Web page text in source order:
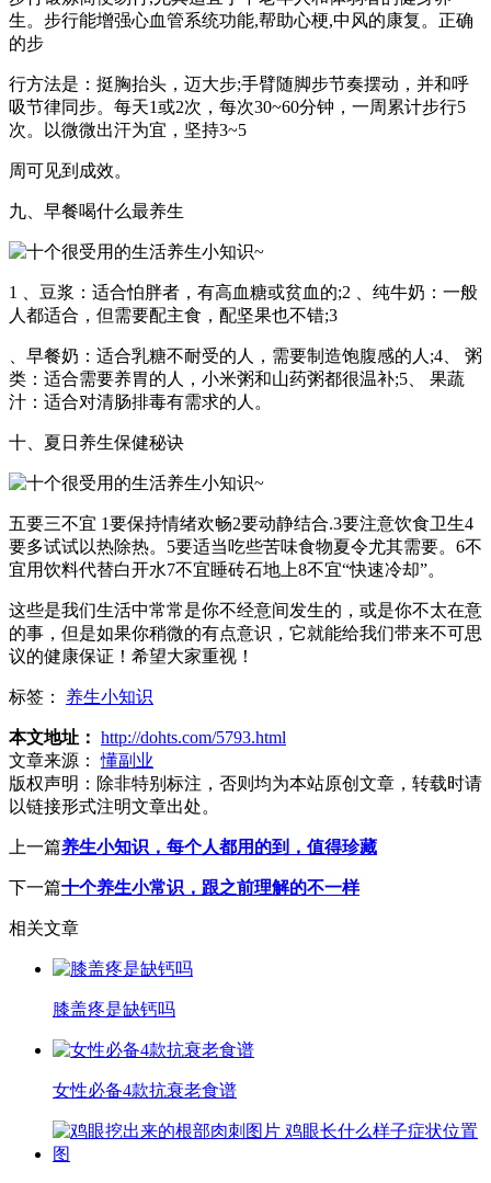
生。步行能增强心血管系统功能,帮助心梗,中风的康复。正确
的步
行方法是：挺胸抬头，迈大步;手臂随脚步节奏摆动，并和呼
吸节律同步。每天1或2次，每次30~60分钟，一周累计步行5
次。以微微出汗为宜，坚持3~5
周可见到成效。
九、早餐喝什么最养生
1 、豆浆：适合怕胖者，有高血糖或贫血的;2 、纯牛奶：一般
人都适合，但需要配主食，配坚果也不错;3
、早餐奶：适合乳糖不耐受的人，需要制造饱腹感的人;4、 粥
类：适合需要养胃的人，小米粥和山药粥都很温补;5、 果蔬
汁：适合对清肠排毒有需求的人。
十、夏日养生保健秘诀
五要三不宜 1要保持情绪欢畅2要动静结合.3要注意饮食卫生4
要多试试以热除热。5要适当吃些苦味食物夏令尤其需要。6不
宜用饮料代替白开水7不宜睡砖石地上8不宜“快速冷却”。
这些是我们生活中常常是你不经意间发生的，或是你不太在意
的事，但是如果你稍微的有点意识，它就能给我们带来不可思
议的健康保证！希望大家重视！
标签： 养生小知识
本文地址： http://dohts.com/5793.html
文章来源：
懂副业
版权声明： 除非特别标注，否则均为本站原创文章，转载时请
以链接形式注明文章出处。
上一篇养生小知识，每个人都用的到，值得珍藏
下一篇十个养生小常识，跟之前理解的不一样
相关文章
膝盖疼是缺钙吗
女性必备4款抗衰老食谱